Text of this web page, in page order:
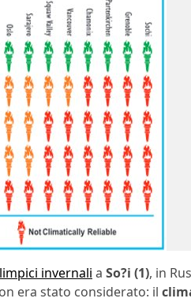
invernali a So?i (1), in
era stato considerato: il